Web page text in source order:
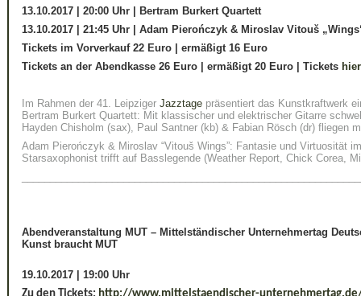
13.10.2017 | 20:00 Uhr | Bertram Burkert Quartett
13.10.2017 | 21:45 Uhr | Adam Pierończyk & Miroslav Vitouš
Tickets im Vorverkauf 22 Euro | ermäßigt 16 Euro
Tickets an der Abendkasse 26 Euro | ermäßigt 20 Euro | Tickets hier
Im Rahmen der 41. Leipziger Jazztage präsentiert das Kunstkraftwerk
Bertram Burkert Quartett: Mit klassischer und elektrischer Gitarre
Hayden Chisholm (sax), Paul Santner (kb) & Fabian Rösch (dr) fliegen
Adam Pierończyk & Miroslav “Vitouš Wings”: Fantasie und Virtuosität
Starsaxophonist trifft auf Basslegende (Weather Report, Chick Corea,
Abendveranstaltung MUT – Mittelständischer Unternehmertag
Kunst braucht MUT
19.10.2017 | 19:00 Uhr